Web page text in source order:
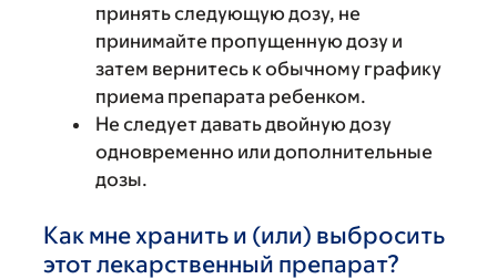
принять следующую дозу, не
принимайте пропущенную дозу и
затем вернитесь к обычному графику
приема препарата ребенком.
Не следует давать двойную дозу
одновременно или дополнительные
дозы.
Как мне хранить и (или) выбросить
этот лекарственный препарат?